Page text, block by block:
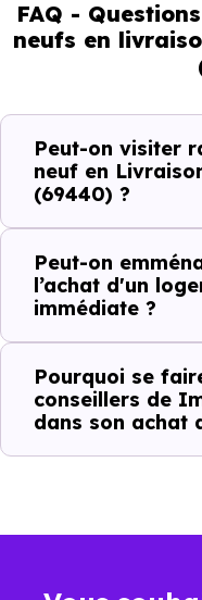
pouvez
logement
le projet peut avancer
Action Ce
Visiter Vous
Comparer Vous
Décider Plus
FAQ -
neufs en
Peut-on visiter
neuf en
(69440) ?
Peut-on
l’achat d'un
immédiate ?
Pourquoi se
conseillers de
dans son achat